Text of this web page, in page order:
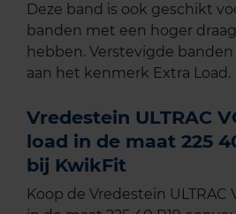
Deze band is ook geschikt
banden met een hoger
hebben. Verstevigde
aan het kenmerk Extra Load.
Vredestein ULTRAC
load in de maat 225
bij KwikFit
Koop de Vredestein ULTRAC